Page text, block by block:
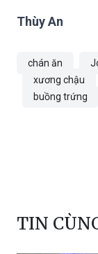
chán ăn
buồng trứng